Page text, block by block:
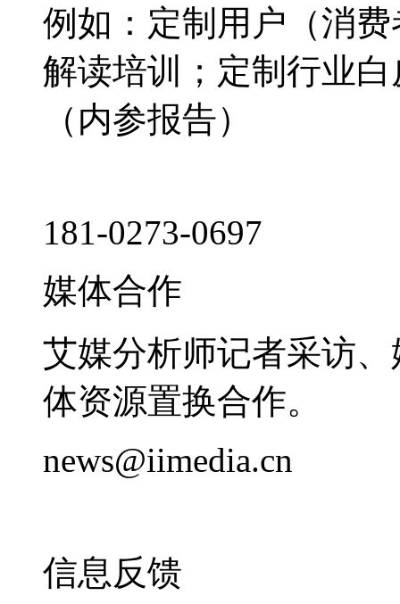
例如：定制用户（消
解读培训；定制行业
（内参报告）
181-0273-0697
媒体合作
艾媒分析师记者采访
体资源置换合作。
news@iimedia.cn
信息反馈